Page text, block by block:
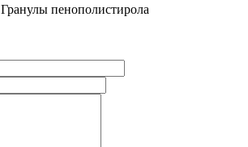
Гранулы пенополистирола